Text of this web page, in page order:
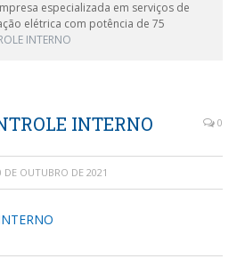
especializada em serviços de
elétrica com potência de 75
INTERNO
INTERNO 0
DE OUTUBRO DE 2021